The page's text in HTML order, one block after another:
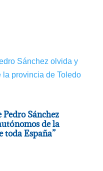
Sánchez
de la
toda España”